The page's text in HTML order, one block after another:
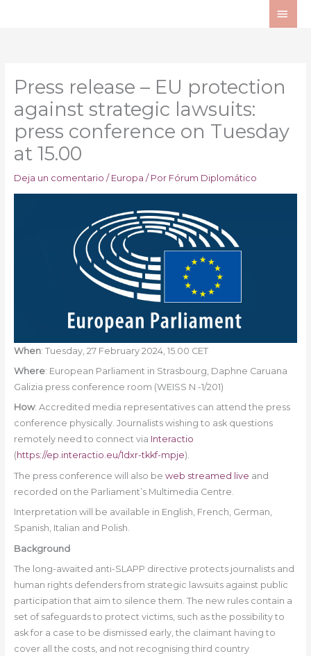
Press release – EU protection
against strategic lawsuits:
press conference on Tuesday
at 15.00
Deja un comentario / Europa / Por Fórum Diplomático
When: Tuesday, 27 February 2024, 15.00 CET
Where: European Parliament in Strasbourg, Daphne Caruana
Galizia press conference room (WEISS N -1/201)
How: Accredited media representatives can attend the press
conference physically. Journalists wishing to ask questions
remotely need to connect via Interactio
(https://ep.interactio.eu/1dxr-tkkf-mpje).
The press conference will also be web streamed live and
recorded on the Parliament’s Multimedia Centre.
Interpretation will be available in English, French, German,
Spanish, Italian and Polish.
Background
The long-awaited anti-SLAPP directive protects journalists and
human rights defenders from strategic lawsuits against public
participation that aim to silence them. The new rules contain a
set of safeguards to protect victims, such as the possibility to
ask for a case to be dismissed early, the claimant having to
cover all the costs, and not recognising third country